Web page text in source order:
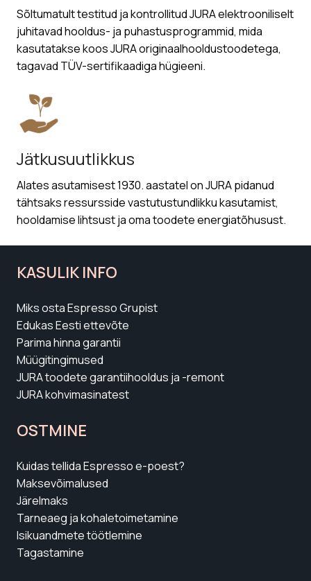
Sõltumatult testitud ja kontrollitud JURA elektrooniliselt
juhitavad hooldus- ja puhastusprogrammid, mida
kasutatakse koos JURA originaalhooldustoodetega,
tagavad TÜV-sertifikaadiga hügieeni.
Jätkusuutlikkus
Alates asutamisest 1930. aastatel on JURA pidanud
tähtsaks ressursside vastutustundlikku kasutamist,
hooldamise lihtsust ja oma toodete energiatõhusust.
KASULIK INFO
Miks osta Espresso Grupist
Edukas Eesti ettevõte
Parima hinna garantii
Müügitingimused
JURA toodete garantiihooldus ja -remont
JURA kohvimasinatest
OSTMINE
Kuidas tellida Espresso e-poest?
Maksevõimalused
Järelmaks
Tarneaeg ja kohaletoimetamine
Isikuandmete töötlemine
Tagastamine